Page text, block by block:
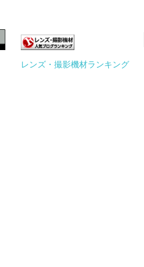
レンズ・撮影機材ランキング